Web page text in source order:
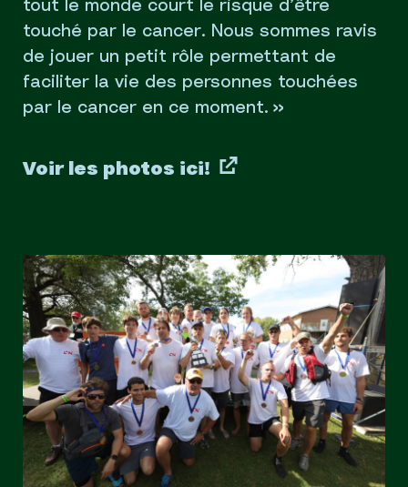
tout le monde court le risque d’être
touché par le cancer. Nous sommes ravis
de jouer un petit rôle permettant de
faciliter la vie des personnes touchées
par le cancer en ce moment. »
Voir les photos ici!